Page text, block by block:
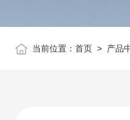
当前位置： 首页 > 产品